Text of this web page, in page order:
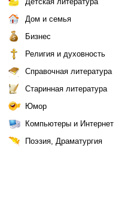
Дом и семья
Бизнес
Религия и духовность
Справочная литература
Старинная литература
Юмор
Компьютеры и Интернет
Поэзия, Драматургия